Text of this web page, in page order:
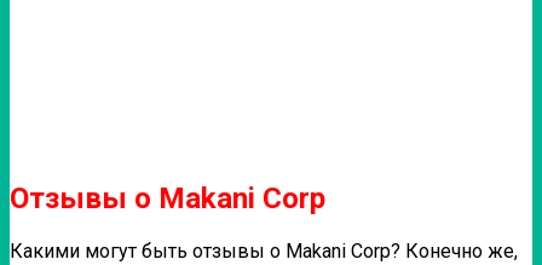
Отзывы о Makani Corp
Какими могут быть отзывы о Makani Corp? Конечно же,